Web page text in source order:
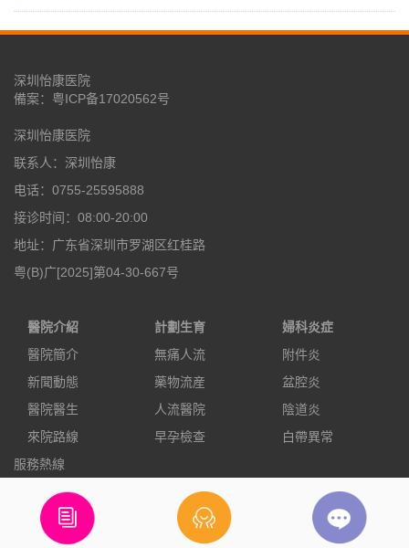
深圳怡康医院
備案： 粤ICP备17020562号
深圳怡康医院
联系人：深圳怡康
电话：0755-25595888
接诊时间：08:00-20:00
地址：广东省深圳市罗湖区红桂路
粤(B)广[2025]第04-30-667号
醫院介紹
醫院簡介
新聞動態
醫院醫生
來院路線
計劃生育
無痛人流
藥物流産
人流醫院
早孕檢查
婦科炎症
附件炎
盆腔炎
陰道炎
白帶異常
服務熱線
0755-25595888
立即預約